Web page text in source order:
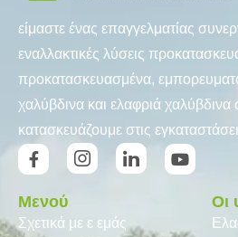
είμαστε ένας επαγγελματίας
εναλλακτικές λύσεις
προκατασκευασμένα,
χαλύβδινα και ελαφριά
κατασκευάζουμε στις
Μενού
Σχετικά με ε εμάς
Οι